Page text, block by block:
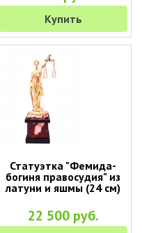
Купить
Статуэтка "Фемида-
богиня правосудия" из
латуни и яшмы (24 см)
22 500 руб.